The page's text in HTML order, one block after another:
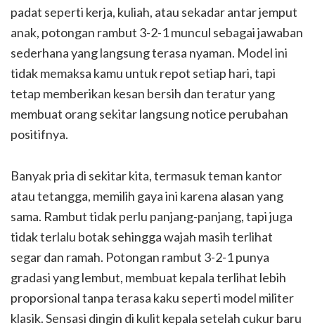
padat seperti kerja, kuliah, atau sekadar antar jemput
anak, potongan rambut 3-2-1 muncul sebagai jawaban
sederhana yang langsung terasa nyaman. Model ini
tidak memaksa kamu untuk repot setiap hari, tapi
tetap memberikan kesan bersih dan teratur yang
membuat orang sekitar langsung notice perubahan
positifnya.
Banyak pria di sekitar kita, termasuk teman kantor
atau tetangga, memilih gaya ini karena alasan yang
sama. Rambut tidak perlu panjang-panjang, tapi juga
tidak terlalu botak sehingga wajah masih terlihat
segar dan ramah. Potongan rambut 3-2-1 punya
gradasi yang lembut, membuat kepala terlihat lebih
proporsional tanpa terasa kaku seperti model militer
klasik. Sensasi dingin di kulit kepala setelah cukur baru